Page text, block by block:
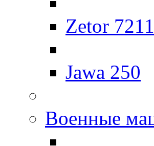
Zetor 7211
Jawa 250
Военные